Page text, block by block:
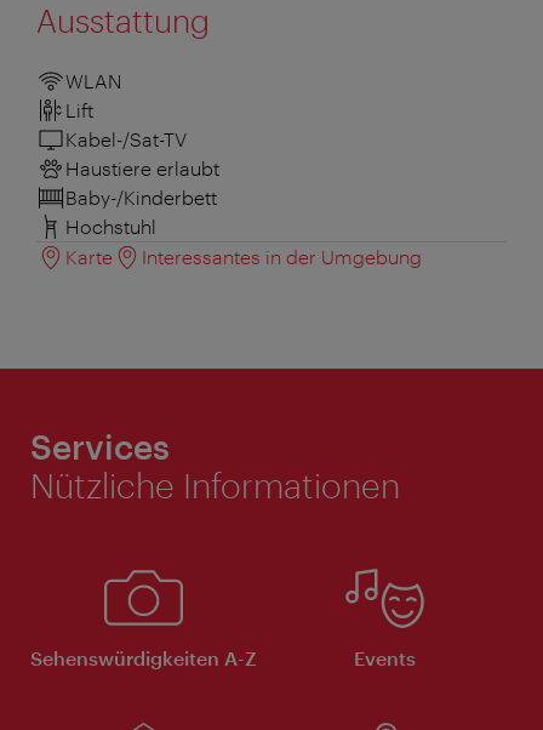
Ausstattung
WLAN
Lift
Kabel-/Sat-TV
Haustiere erlaubt
Baby-/Kinderbett
Hochstuhl
Karte
Interessantes in der Umgebung
Services
Nützliche Informationen
Sehenswürdigkeiten A-Z Events